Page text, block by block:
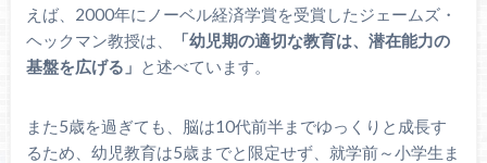
えば、2000年にノーベル経済学賞を受賞したジェームズ・
ヘックマン教授は、
「幼児期の適切な教育は、潜在能力の
基盤を広げる」 と述べています。
また5歳を過ぎても、脳は10代前半までゆっくりと成長す
るため、幼児教育は5歳までと限定せず、就学前～小学生ま